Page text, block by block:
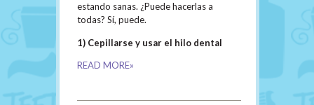
estando sanas. ¿Puede hacerlas a
todas? Sí, puede.
1) Cepillarse y usar el hilo dental
READ MORE»